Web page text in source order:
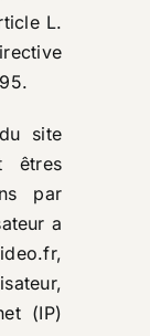
L.
site
êtres
par
a
,
(IP)